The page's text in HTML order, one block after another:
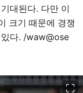
대된다. 다만 이
크기 때문에 경쟁
다. /waw@ose